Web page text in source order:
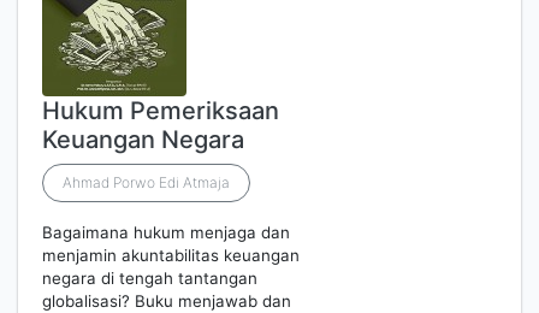
Hukum Pemeriksaan
Keuangan Negara
Ahmad Porwo Edi Atmaja
Bagaimana hukum menjaga dan
menjamin akuntabilitas keuangan
negara di tengah tantangan
globalisasi? Buku menjawab dan